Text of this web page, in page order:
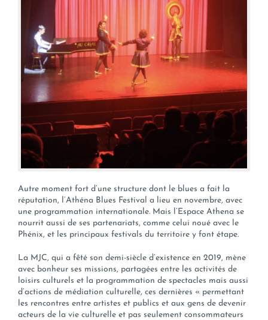
Autre moment fort d’une structure dont le blues a fait la
réputation, l’Athéna Blues Festival a lieu en novembre, avec
une programmation internationale. Mais l’Espace Athena se
nourrit aussi de ses partenariats, comme celui noué avec le
Phénix, et les principaux festivals du territoire y font étape.
La MJC, qui a fêté son demi-siècle d’existence en 2019, mène
avec bonheur ses missions, partagées entre les activités de
loisirs culturels et la programmation de spectacles mais aussi
d’actions de médiation culturelle, ces dernières « permettant
les rencontres entre artistes et publics et aux gens de devenir
acteurs de la vie culturelle et pas seulement consommateurs